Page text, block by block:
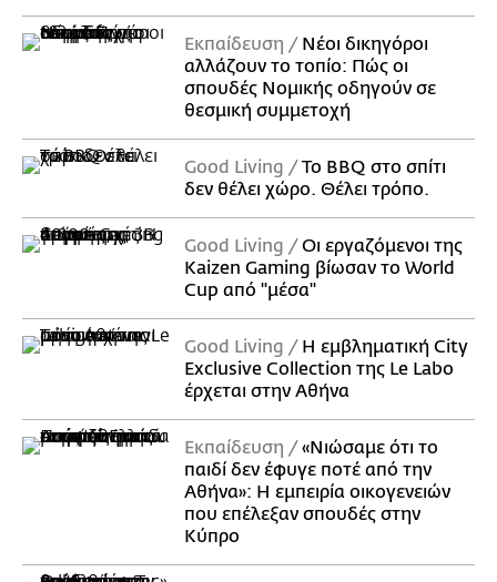
Εκπαίδευση
Νέοι δικηγόροι
αλλάζουν το τοπίο: Πώς οι
σπουδές Νομικής οδηγούν σε
θεσμική συμμετοχή
Good Living
Το BBQ στο σπίτι
δεν θέλει χώρο. Θέλει τρόπο.
Good Living
Οι εργαζόμενοι της
Kaizen Gaming βίωσαν το World
Cup από "μέσα"
Good Living
Η εμβληματική City
Exclusive Collection της Le Labo
έρχεται στην Αθήνα
Εκπαίδευση
«Νιώσαμε ότι το
παιδί δεν έφυγε ποτέ από την
Αθήνα»: Η εμπειρία οικογενειών
που επέλεξαν σπουδές στην
Κύπρο